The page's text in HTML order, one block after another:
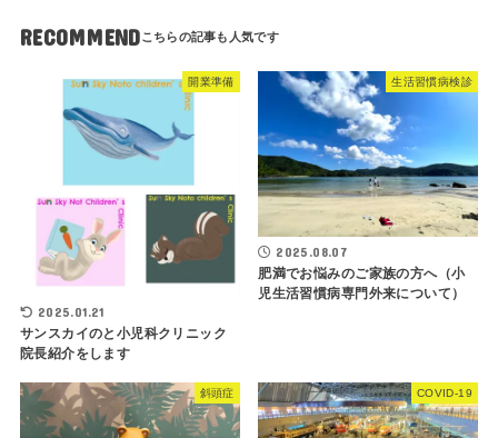
RECOMMEND
開業準備
2025.01.21
サンスカイのと小児科クリニック
院長紹介をします
生活習慣病検診
2025.08.07
肥満でお悩みのご家族の方へ（小
児生活習慣病専門外来について）
斜頭症 COVID-19